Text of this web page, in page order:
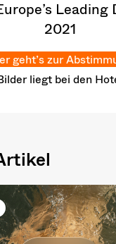
Leading
2021
geht’s zur
liegt bei den